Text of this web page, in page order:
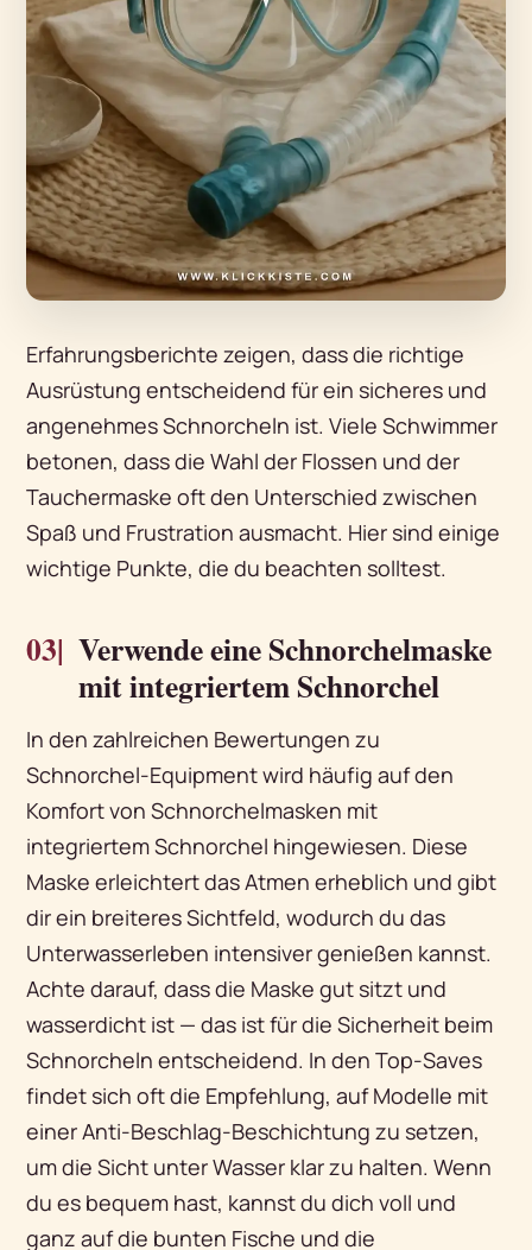
Erfahrungsberichte zeigen, dass die richtige
Ausrüstung entscheidend für ein sicheres und
angenehmes Schnorcheln ist. Viele Schwimmer
betonen, dass die Wahl der Flossen und der
Tauchermaske oft den Unterschied zwischen
Spaß und Frustration ausmacht. Hier sind einige
wichtige Punkte, die du beachten solltest.
03| Verwende eine Schnorchelmaske
mit integriertem Schnorchel
In den zahlreichen Bewertungen zu
Schnorchel-Equipment wird häufig auf den
Komfort von Schnorchelmasken mit
integriertem Schnorchel hingewiesen. Diese
Maske erleichtert das Atmen erheblich und gibt
dir ein breiteres Sichtfeld, wodurch du das
Unterwasserleben intensiver genießen kannst.
Achte darauf, dass die Maske gut sitzt und
wasserdicht ist — das ist für die Sicherheit beim
Schnorcheln entscheidend. In den Top-Saves
findet sich oft die Empfehlung, auf Modelle mit
einer Anti-Beschlag-Beschichtung zu setzen,
um die Sicht unter Wasser klar zu halten. Wenn
du es bequem hast, kannst du dich voll und
ganz auf die bunten Fische und die